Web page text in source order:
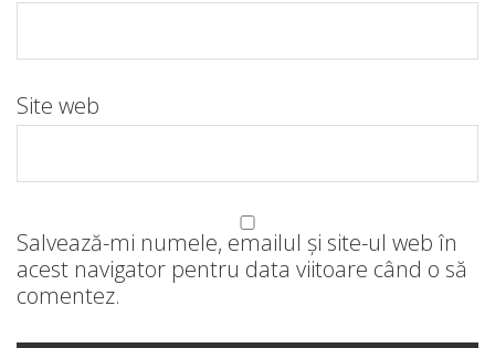
Site web
Salvează-mi numele, emailul și site-ul web în
acest navigator pentru data viitoare când o să
comentez.